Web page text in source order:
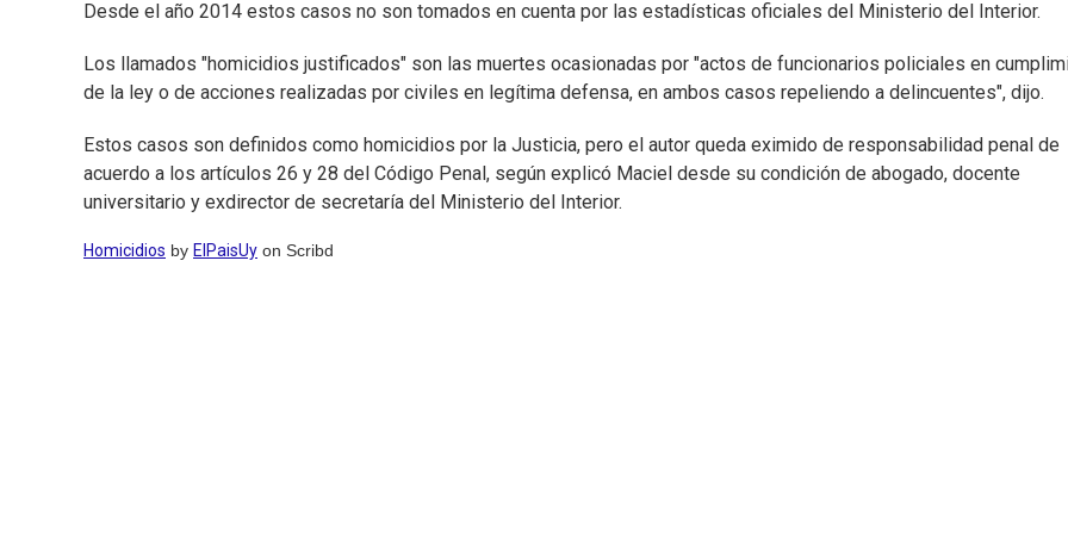
Desde el año 2014 estos casos no son tomados en cuenta por las estadísticas oficiales del Ministerio del Interior.
Los llamados "homicidios justificados" son las muertes ocasionadas por "actos de funcionarios policiales en
de la ley o de acciones realizadas por civiles en legítima defensa, en ambos casos repeliendo a delincuentes", dijo.
Estos casos son definidos como homicidios por la Justicia, pero el autor queda eximido de responsabilidad penal de
acuerdo a los artículos 26 y 28 del Código Penal, según explicó Maciel desde su condición de abogado, docente
universitario y exdirector de secretaría del Ministerio del Interior.
Homicidios by ElPaisUy on Scribd